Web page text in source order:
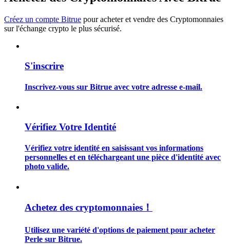
Créez un compte Bitrue pour acheter et vendre des Cryptomonnaies
sur l'échange crypto le plus sécurisé.
S'inscrire
Inscrivez-vous sur Bitrue avec votre adresse e-mail.
Vérifiez Votre Identité
Vérifiez votre identité en saisissant vos informations
personnelles et en téléchargeant une pièce d'identité avec
photo valide.
Achetez des cryptomonnaies！
Utilisez une variété d'options de paiement pour acheter
Perle sur Bitrue.